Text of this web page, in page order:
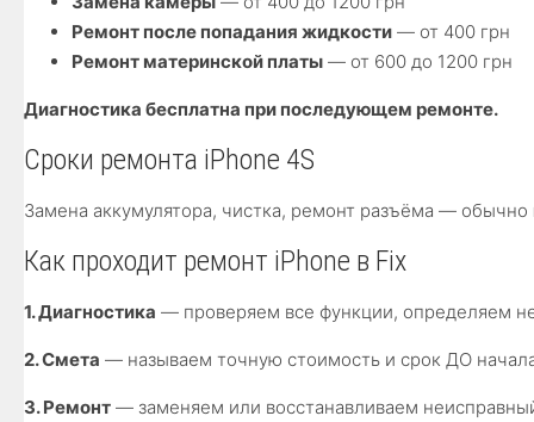
Ремонт после попадания жидкости — от 400 грн
Ремонт материнской платы — от 600 до 1200 грн
Диагностика бесплатна при последующем ремонте.
Сроки ремонта iPhone 4S
Замена аккумулятора, чистка, ремонт разъёма — обычно
Как проходит ремонт iPhone в Fix
1. Диагностика — проверяем все функции, определяем
2. Смета — называем точную стоимость и срок ДО
3. Ремонт — заменяем или восстанавливаем